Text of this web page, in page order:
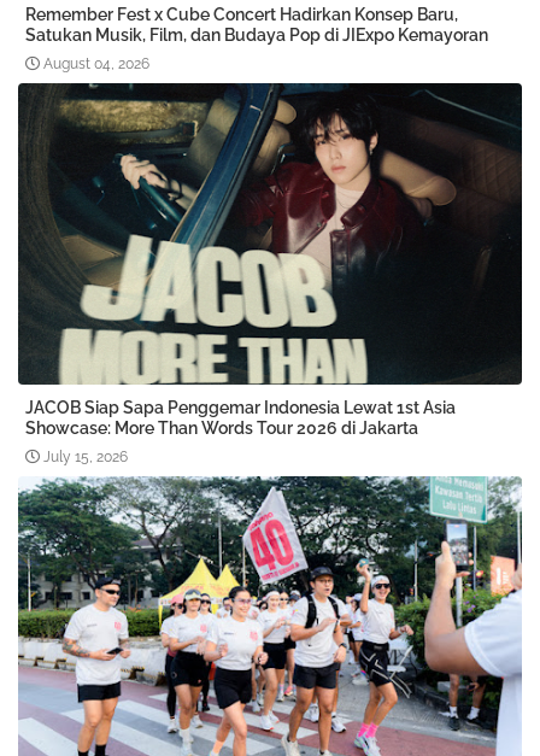
Remember Fest x Cube Concert Hadirkan Konsep Baru,
Satukan Musik, Film, dan Budaya Pop di JIExpo Kemayoran
August 04, 2026
JACOB Siap Sapa Penggemar Indonesia Lewat 1st Asia
Showcase: More Than Words Tour 2026 di Jakarta
July 15, 2026